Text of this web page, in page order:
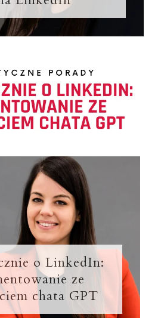
o LinkedIn:
ze
chata GPT